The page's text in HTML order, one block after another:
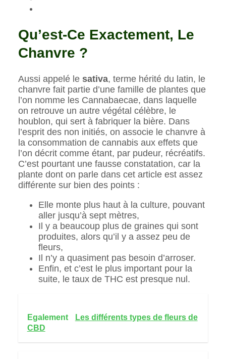
Qu’est-Ce Exactement, Le
Chanvre ?
Aussi appelé le sativa, terme hérité du latin, le
chanvre fait partie d’une famille de plantes que
l’on nomme les Cannabaecae, dans laquelle
on retrouve un autre végétal célèbre, le
houblon, qui sert à fabriquer la bière. Dans
l’esprit des non initiés, on associe le chanvre à
la consommation de cannabis aux effets que
l’on décrit comme étant, par pudeur, récréatifs.
C’est pourtant une fausse constatation, car la
plante dont on parle dans cet article est assez
différente sur bien des points :
Elle monte plus haut à la culture, pouvant
aller jusqu’à sept mètres,
Il y a beaucoup plus de graines qui sont
produites, alors qu’il y a assez peu de
fleurs,
Il n’y a quasiment pas besoin d’arroser.
Enfin, et c’est le plus important pour la
suite, le taux de THC est presque nul.
Egalement
Les différents types de fleurs de
CBD